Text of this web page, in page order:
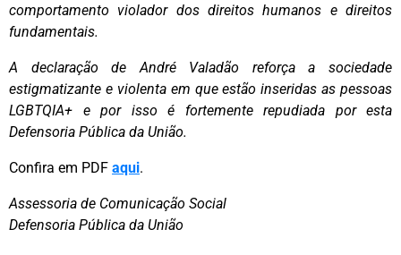
comportamento violador dos direitos humanos e direitos
fundamentais.
A declaração de André Valadão reforça a sociedade
estigmatizante e violenta em que estão inseridas as pessoas
LGBTQIA+ e por isso é fortemente repudiada por esta
Defensoria Pública da União.
Confira em PDF aqui.
Assessoria de Comunicação Social
Defensoria Pública da União